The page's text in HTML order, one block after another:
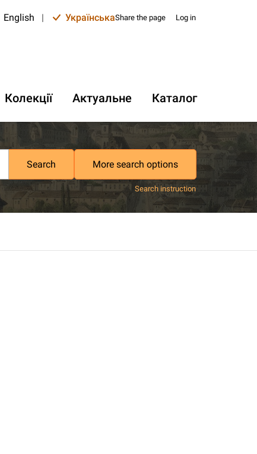
English | УкраїнськаShare the page Log in
Колекції Актуальне Каталог
Search More search options
Search instruction